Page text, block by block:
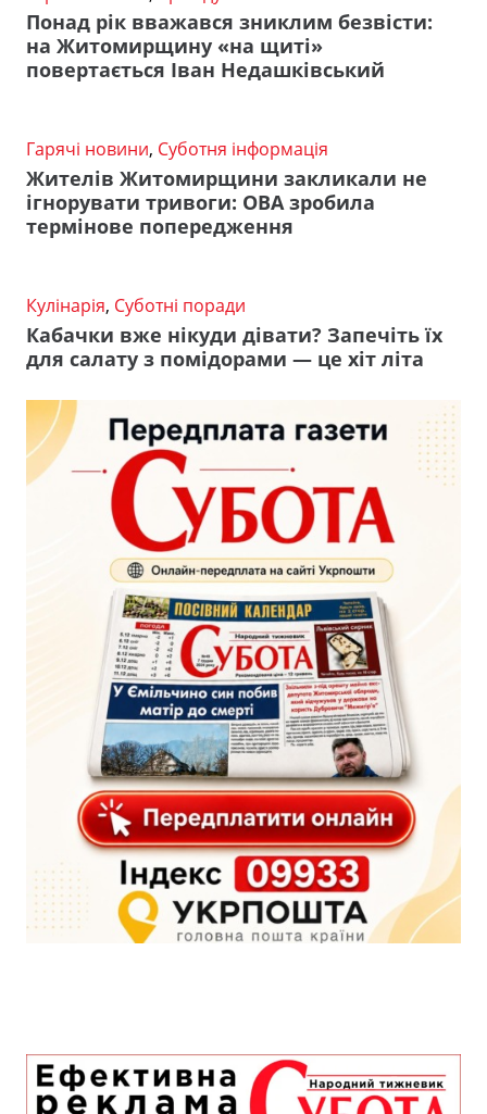
Понад рік вважався зниклим безвісти:
на Житомирщину «на щиті»
повертається Іван Недашківський
Гарячі новини, Суботня інформація
Жителів Житомирщини закликали не
ігнорувати тривоги: ОВА зробила
термінове попередження
Кулінарія, Суботні поради
Кабачки вже нікуди дівати? Запечіть їх
для салату з помідорами — це хіт літа